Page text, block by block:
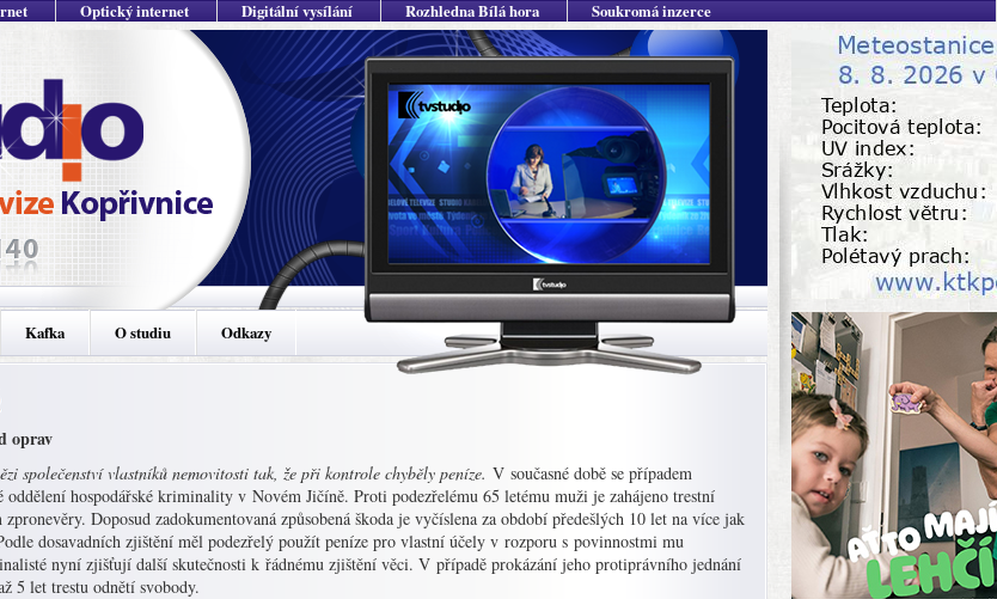
Optický internet Digitální vysílání Rozhledna Bílá hora Soukromá inzerce
Kafka O studiu Odkazy
oprav
společenství vlastníků nemovitosti tak, že při kontrole chyběly peníze. V současné době se případem
oddělení hospodářské kriminality v Novém Jičíně. Proti podezřelému 65 letému muži je zahájeno trestní
Doposud zadokumentovaná způsobená škoda je vyčíslena za období předešlých 10 let na více jak
dosavadních zjištění měl podezřelý použít peníze pro vlastní účely v rozporu s povinnostmi mu
nyní zjišťují další skutečnosti k řádnému zjištění věci. V případě prokázání jeho protiprávního jednání
5 let trestu odnětí svobody.